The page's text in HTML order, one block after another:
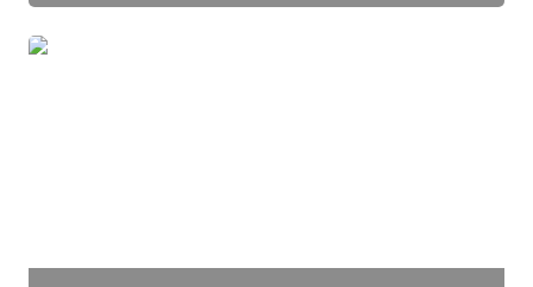
แมวชวนทำ-ตะมะแก้มแดงซอสครีมศรีราชา